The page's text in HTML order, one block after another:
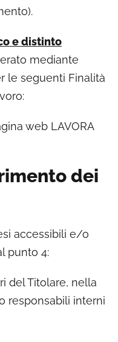
e distinto
mediante
le seguenti Finalità
web LAVORA
dei
accessibili e/o
punto 4:
del Titolare, nella
responsabili interni